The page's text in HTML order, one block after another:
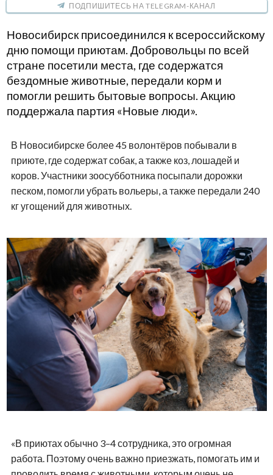
ПОДПИШИТЕСЬ НА TELEGRAM-КАНАЛ
Новосибирск присоединился к всероссийскому
дню помощи приютам. Добровольцы по всей
стране посетили места, где содержатся
бездомные животные, передали корм и
помогли решить бытовые вопросы. Акцию
поддержала партия «Новые люди».
В Новосибирске более 45 волонтёров побывали в
приюте, где содержат собак, а также коз, лошадей и
коров. Участники зоосубботника посыпали дорожки
песком, помогли убрать вольеры, а также передали 240
кг угощений для животных.
«В приютах обычно 3–4 сотрудника, это огромная
работа. Поэтому очень важно приезжать, помогать им и